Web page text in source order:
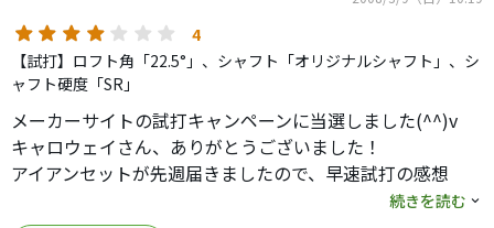
思いクラブをゆっくり振りたい人には合ってます。
日本仕様のカーボンやＮＳプロのシャフトなら意外と打ち
やすいのかも。
4
【試打】ロフト角「22.5°」、シャフト「オリジナルシャフト」、シ
ャフト硬度「SR」
メーカーサイトの試打キャンペーンに当選しました(^^)v
キャロウェイさん、ありがとうございました！
アイアンセットが先週届きましたので、早速試打の感想
続きを読む